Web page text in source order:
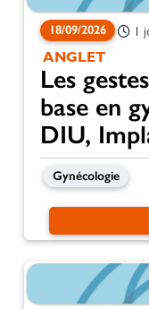
18/09/2026 1
ANGLET
Les
base en
DIU,
Gynécologie